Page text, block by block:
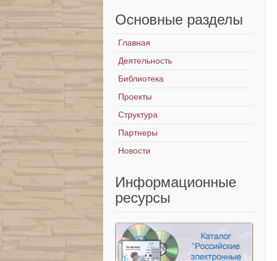
Основные разделы
Главная
Деятельность
Библиотека
Проекты
Структура
Партнеры
Новости
Информационные
ресурсы